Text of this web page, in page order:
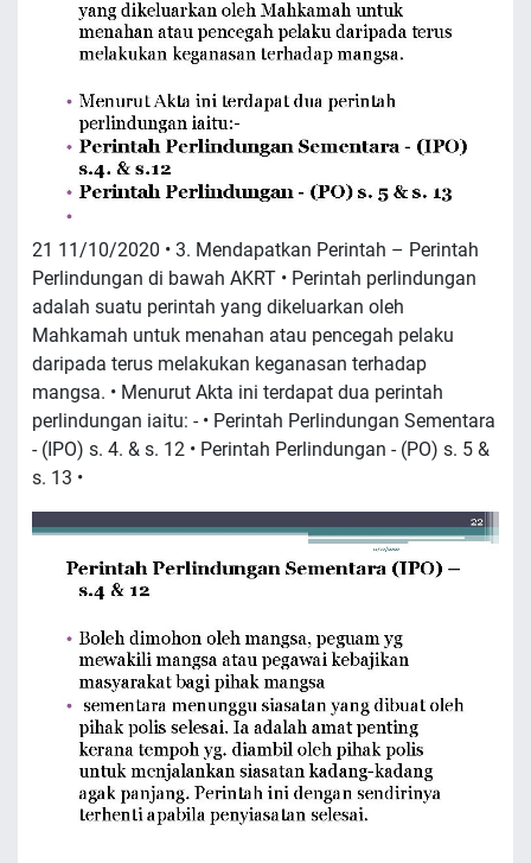
21 11/10/2020 • 3. Mendapatkan Perintah – Perintah
Perlindungan di bawah AKRT • Perintah perlindungan
adalah suatu perintah yang dikeluarkan oleh
Mahkamah untuk menahan atau pencegah pelaku
daripada terus melakukan keganasan terhadap
mangsa. • Menurut Akta ini terdapat dua perintah
perlindungan iaitu: - • Perintah Perlindungan Sementara
- (IPO) s. 4. & s. 12 • Perintah Perlindungan - (PO) s. 5 &
s. 13 •